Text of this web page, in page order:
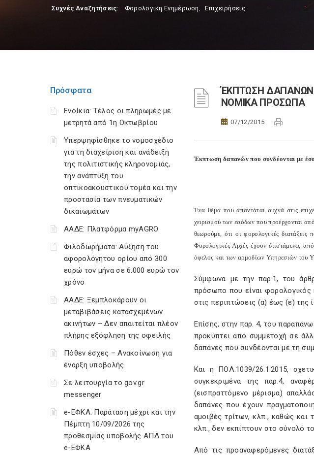
Συχνές Αναζητήσεις: Φορολογικη Ενημέρωση, Επιχειρήσεις
Πρόσφατα
Ενοίκια: Τέλος οι πληρωμές με
μετρητά από 1η Οκτωβρίου
Υπερψηφίσθηκε το νομοσχέδιο
για τη διαχείριση και ανάδειξη
της πολιτιστικής κληρονομιάς,
την ανάπτυξη του
οπτικοακουστικού τομέα και την
προστασία των πνευματικών
δικαιωμάτων
ΑΑΔΕ: Πλατφόρμα myAGRO
Φιλοδωρήματα: Αύξηση του
αφορολόγητου ορίου από 300
ευρώ τον μήνα σε 6.000 ευρώ τον
χρόνο
ΑΑΔΕ: Ξεμπλοκάρουν οι
μεταβιβάσεις κατασχεμένων
ακινήτων – Δεν απαιτείται πλέον
πλήρης εξόφληση της οφειλής
Πόθεν έσχες – Ανακοίνωση για
έναρξη υποβολής
Σε λειτουργία το gov.gr
messenger
e-ΕΦΚΑ: Παράταση μέχρι και την
Πέμπτη 10/09/2026 της
προθεσμίας υποβολής ΑΠΔ του
e-ΕΦΚΑ
ΈΚΠΤΩΣΗ
ΝΟΜΙΚΑ ΠΡΟΣΩΠΑ
07/12/2015
Έκπτωση δαπανών που συνδέονται με
Ένα θέμα που απαντάται συχνά στις
χειρισμού των εσόδων που προέρχονται
θεωρούμε, ότι οι φορολογικές
Φορολογικές Αρχές έχουν διιστάμενες
όφελος και των αρμοδίων Υπηρεσιών του
Σύμφωνα με την παρ.1, του
πρόσωπο που είναι φορολογικός
στις περιπτώσεις (α) έως (ε) της
Επίσης, στην παρ. 4, του
προκύπτει από συμμετοχή σε
δαπάνες που συνδέονται με τη
Και η ΠΟΛ.1039/26.1.2015,
συγκεκριμένα της παρ.4,
(εισπραττόμενο μέρισμα)
δαπάνες που έχουν
αμοιβές τρίτων, κλπ., καθώς και
κλπ., δεν εκπίπτουν στο σύνολό
Από τις προαναφερόμενες